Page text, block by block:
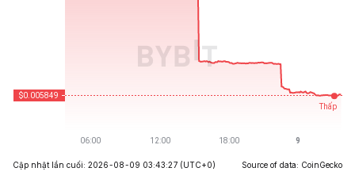
Cập nhật lần cuối: 2026-08-09 03:43:27 (UTC+0) Source of data: CoinGecko